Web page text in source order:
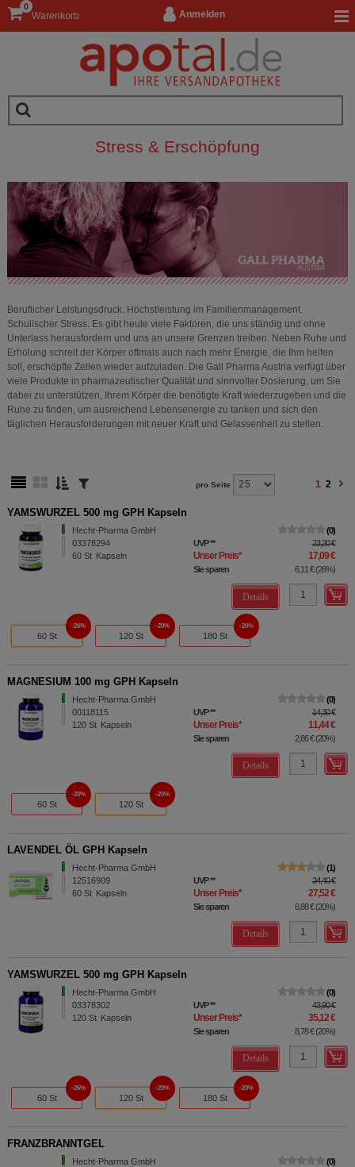
Anmelden
Warenkorb
0
Stress & Erschöpfung
Beruflicher Leistungsdruck. Höchstleistung im Familienmanagement.
Schulischer Stress. Es gibt heute viele Faktoren, die uns ständig und ohne
Unterlass herausfordern und uns an unsere Grenzen treiben. Neben Ruhe und
Erholung schreit der Körper oftmals auch nach mehr Energie, die Ihm helfen
soll, erschöpfte Zellen wieder aufzuladen. Die Gall Pharma Austria verfügt über
viele Produkte in pharmazeutischer Qualität und sinnvoller Dosierung, um Sie
dabei zu unterstützen, Ihrem Körper die benötigte Kraft wiederzugeben und die
Ruhe zu finden, um ausreichend Lebensenergie zu tanken und sich den
täglichen Herausforderungen mit neuer Kraft und Gelassenheit zu stellen.
pro Seite 1 2
YAMSWURZEL 500 mg GPH Kapseln
Hecht-Pharma GmbH
03378294
60 St Kapseln
0
UVP** 23,20 €
Unser Preis* 17,09 €
Sie sparen 6,11 €(26%)
Details
60 St
26%
120 St
20%
180 St
20%
MAGNESIUM 100 mg GPH Kapseln
Hecht-Pharma GmbH
00118115
120 St Kapseln
0
UVP** 14,30 €
Unser Preis* 11,44 €
Sie sparen 2,86 €(20%)
Details
60 St
20%
120 St
20%
LAVENDEL ÖL GPH Kapseln
Hecht-Pharma GmbH
12516909
60 St Kapseln
1
UVP** 34,40 €
Unser Preis* 27,52 €
Sie sparen 6,88 €(20%)
Details
YAMSWURZEL 500 mg GPH Kapseln
Hecht-Pharma GmbH
03378302
120 St Kapseln
0
UVP** 43,90 €
Unser Preis* 35,12 €
Sie sparen 8,78 €(20%)
Details
60 St
26%
120 St
20%
180 St
20%
FRANZBRANNTGEL
Hecht-Pharma GmbH
0